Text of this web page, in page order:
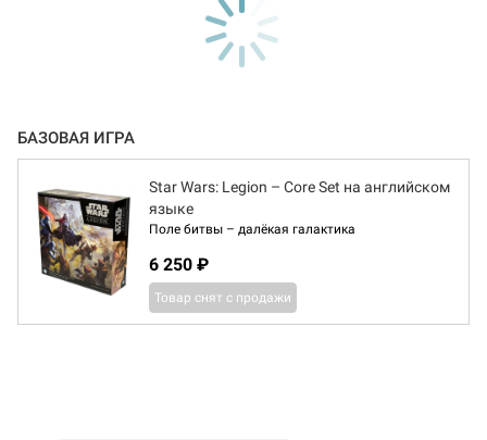
БАЗОВАЯ ИГРА
Star Wars: Legion – Core Set на английском
языке
Поле битвы – далёкая галактика
6 250 ₽
Товар снят с продажи